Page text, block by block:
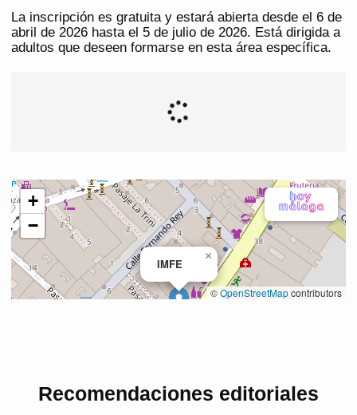
La inscripción es gratuita y estará abierta desde el 6 de
abril de 2026 hasta el 5 de julio de 2026. Está dirigida a
adultos que deseen formarse en esta área específica.
Recomendaciones editoriales